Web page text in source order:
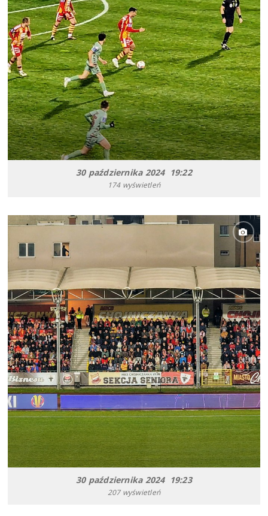
30 października 2024 19:22
174 wyświetleń
30 października 2024 19:23
207 wyświetleń